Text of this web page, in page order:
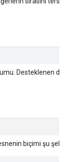
Desteklenen
biçimi şu